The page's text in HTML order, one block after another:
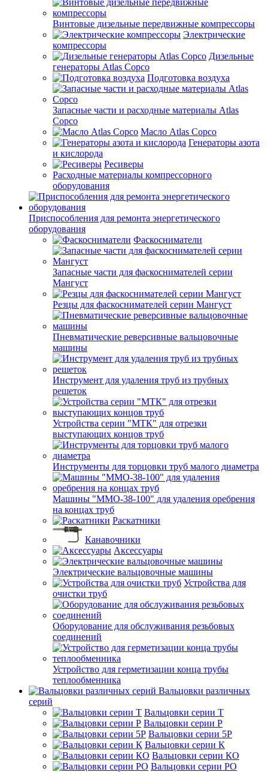
Винтовые дизельные передвижные компрессоры
Электрические
компрессоры
Дизельные
генераторы Atlas Copco
Подготовка воздуха
Запасные части и расходные материалы Atlas
Copco
Масло Atlas Copco
Генераторы азота
и кислорода
Ресиверы
Расходные материалы компрессорного
оборудования
Приспособления для ремонта энергетического
оборудования
Фаскосниматели
Запасные части для фаскоснимателей серии
Мангуст
Резцы для фаскоснимателей серии Мангуст
Пневматические реверсивные вальцовочные
машины
Инструмент для удаления труб из трубных
решеток
Устройства серии "МТК" для отрезки
выступающих концов труб
Инструменты для торцовки труб малого диаметра
Машины "ММО-38-100" для удаления оребрения
на концах труб
Раскатники
Канавочники
Аксессуары
Электрические вальцовочные машины
Устройства для
очистки труб
Оборудование для обслуживания резьбовых
соединений
Устройство для герметизации конца трубы
теплообменника
Вальцовки различных
серий
Вальцовки серии Т
Вальцовки серии Р
Вальцовки серии 5Р
Вальцовки серии К
Вальцовки серии КО
Вальцовки серии РО